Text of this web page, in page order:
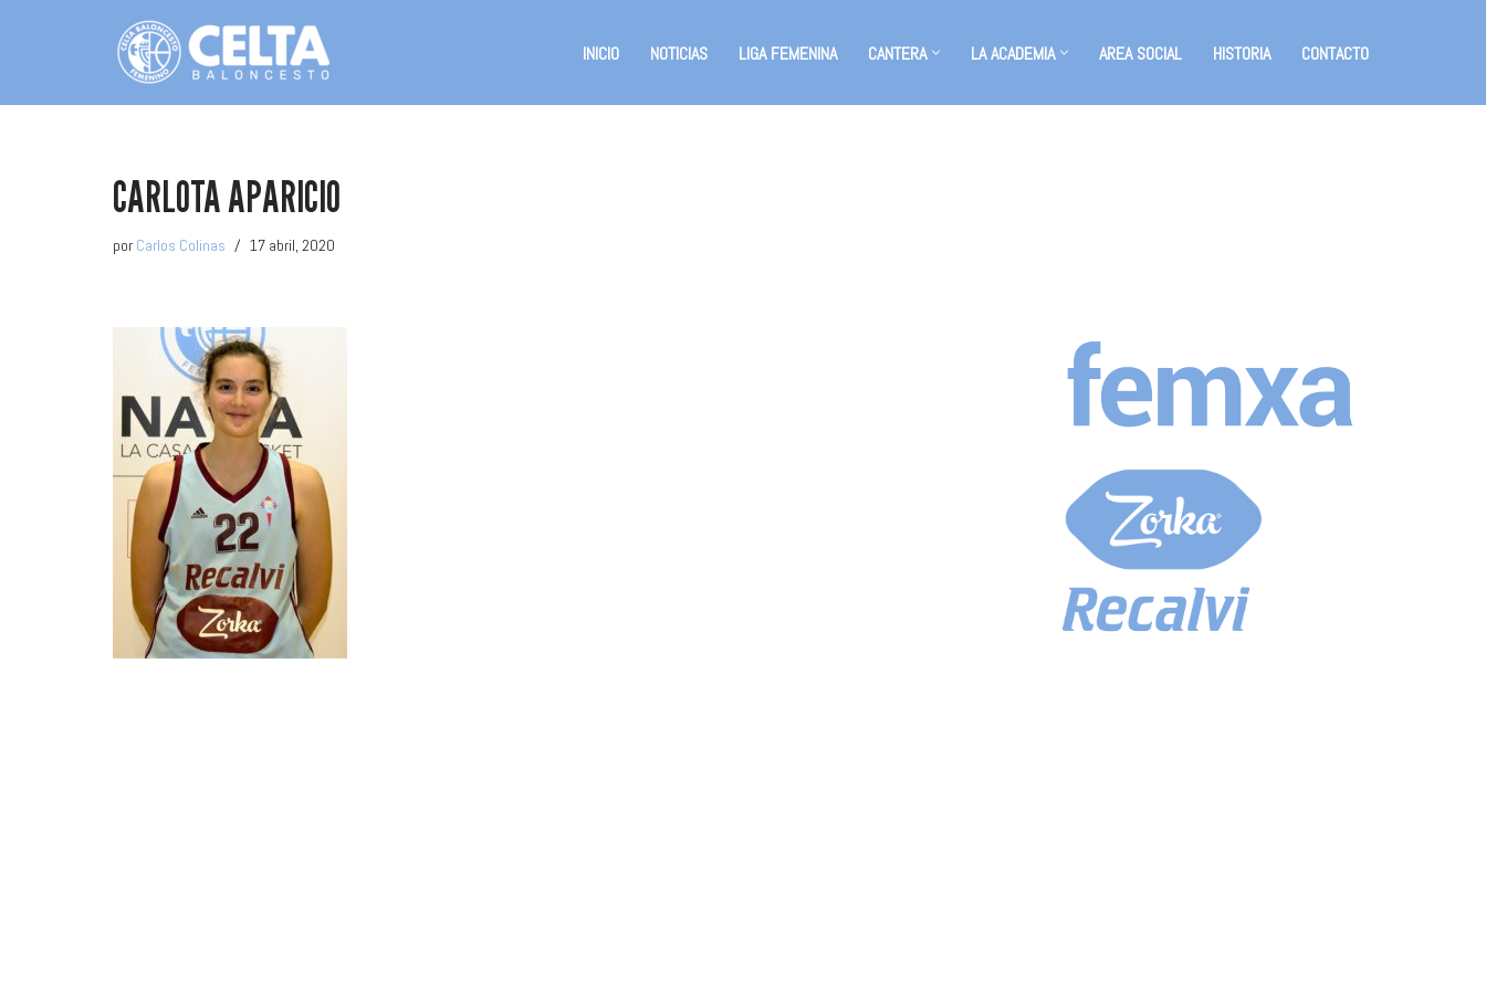
INICIO NOTICIAS LIGA FEMENINA CANTERA LA ACADEMIA AREA SOCIAL HISTORIA CONTACTO
CARLOTA APARICIO
por Carlos Colinas 17 abril, 2020